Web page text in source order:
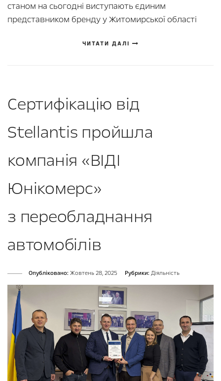
станом на сьогодні виступають єдиним
представником бренду у Житомирської області
ЧИТАТИ ДАЛІ
Сертифікацію від
Stellantis пройшла
компанія «ВІДІ
Юнікомерс»
з переобладнання
автомобілів
Опубліковано: Жовтень 28, 2025 Рубрики: Діяльність